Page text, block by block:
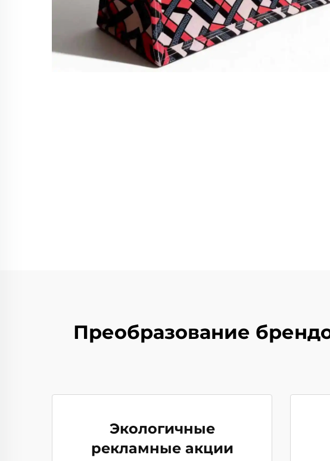
Преобразование
Экологичные
рекламные акции